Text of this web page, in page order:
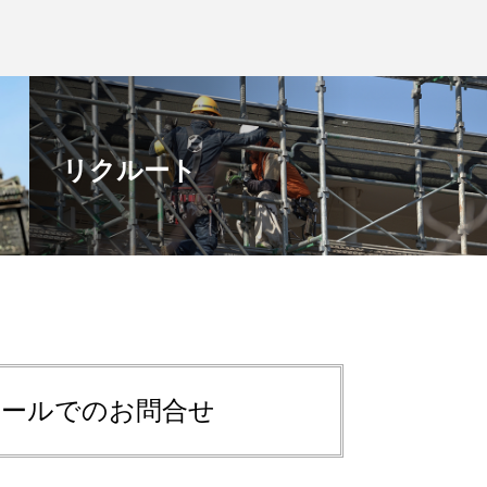
リクルート
ルでのお問合せ